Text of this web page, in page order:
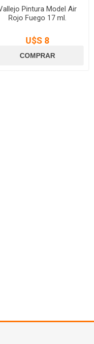
Pintura Model Air
Rojo Fuego 17 ml.
U$S 8